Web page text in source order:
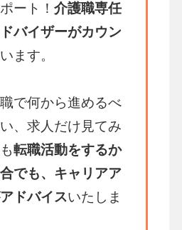
ート！ 介護職専任
バイザーがカウン
ます。
で何から進めるべ
、求人だけ見てみ
転職活動をするか
でも、キャリアア
ドバイスいたしま